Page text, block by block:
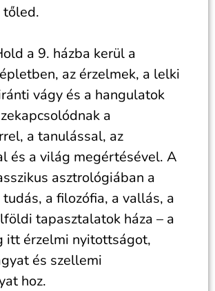
tőled.
a 9. házba kerül a
az érzelmek, a lelki
vágy és a hangulatok
a
a tanulással, az
és a világ megértésével. A
asztrológiában a
a filozófia, a vallás, a
tapasztalatok háza – a
itt érzelmi nyitottságot,
és szellemi
hoz.